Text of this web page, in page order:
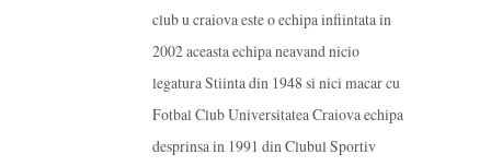
club u craiova este o echipa infiintata in
2002 aceasta echipa neavand nicio
legatura Stiinta din 1948 si nici macar cu
Fotbal Club Universitatea Craiova echipa
desprinsa in 1991 din Clubul Sportiv